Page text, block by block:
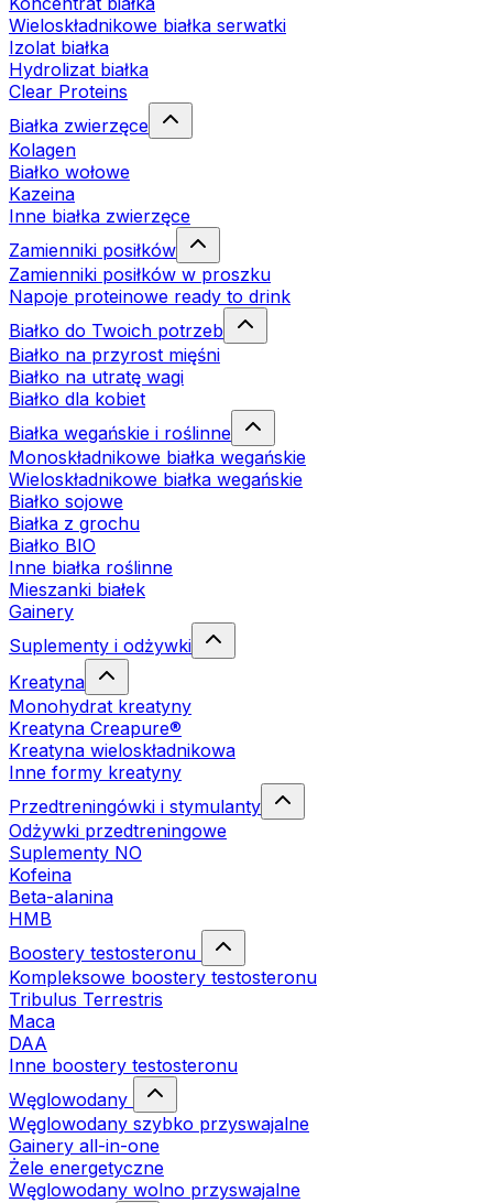
Wieloskładnikowe białka serwatki
Izolat białka
Hydrolizat białka
Clear Proteins
Białka zwierzęce
Kolagen
Białko wołowe
Kazeina
Inne białka zwierzęce
Zamienniki posiłków
Zamienniki posiłków w proszku
Napoje proteinowe ready to drink
Białko do Twoich potrzeb
Białko na przyrost mięśni
Białko na utratę wagi
Białko dla kobiet
Białka wegańskie i roślinne
Monoskładnikowe białka wegańskie
Wieloskładnikowe białka wegańskie
Białko sojowe
Białka z grochu
Białko BIO
Inne białka roślinne
Mieszanki białek
Gainery
Suplementy i odżywki
Kreatyna
Monohydrat kreatyny
Kreatyna Creapure®
Kreatyna wieloskładnikowa
Inne formy kreatyny
Przedtreningówki i stymulanty
Odżywki przedtreningowe
Suplementy NO
Kofeina
Beta-alanina
HMB
Boostery testosteronu
Kompleksowe boostery testosteronu
Tribulus Terrestris
Maca
DAA
Inne boostery testosteronu
Węglowodany
Węglowodany szybko przyswajalne
Gainery all-in-one
Żele energetyczne
Węglowodany wolno przyswajalne